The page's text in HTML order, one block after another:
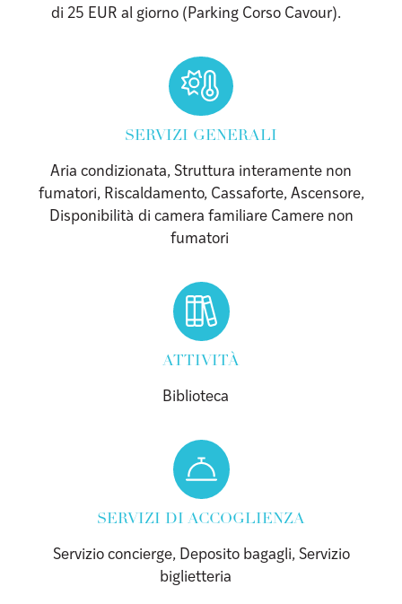
di 25 EUR al giorno (Parking Corso Cavour).
SERVIZI GENERALI
Aria condizionata, Struttura interamente non
fumatori, Riscaldamento, Cassaforte, Ascensore,
Disponibilità di camera familiare Camere non
fumatori
ATTIVITÀ
Biblioteca
SERVIZI DI ACCOGLIENZA
Servizio concierge, Deposito bagagli, Servizio
biglietteria